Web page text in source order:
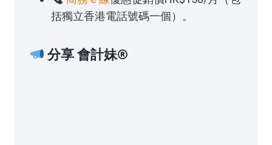
括獨立香港電話號碼一個）。
分享 會計妹®